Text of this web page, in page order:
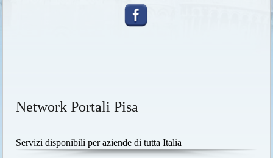
Network Portali Pisa
Servizi disponibili per aziende di tutta Italia